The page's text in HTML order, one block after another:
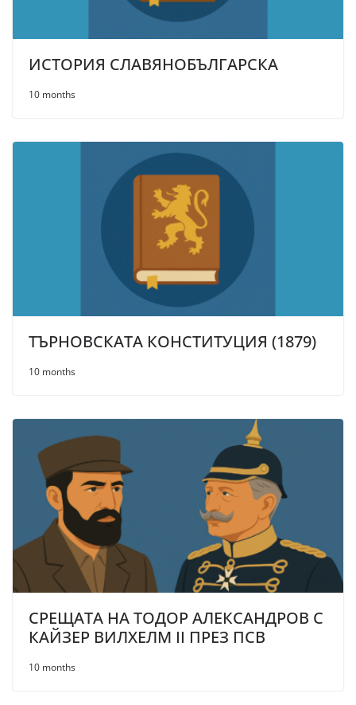
ИСТОРИЯ СЛАВЯНОБЪЛГАРСКА
10 months
ТЪРНОВСКАТА КОНСТИТУЦИЯ (1879)
10 months
СРЕЩАТА НА ТОДОР АЛЕКСАНДРОВ С
КАЙЗЕР ВИЛХЕЛМ II ПРЕЗ ПСВ
10 months